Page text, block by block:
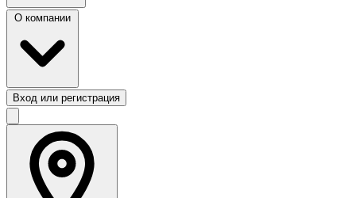
Вход или регистрация